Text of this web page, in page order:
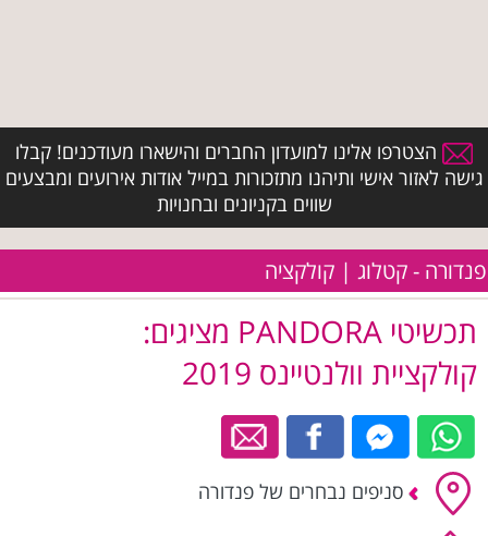
הצטרפו אלינו למועדון החברים והישארו מעודכנים! קבלו
גישה לאזור אישי ותיהנו מתזכורות במייל אודות אירועים ומבצעים
שווים בקניונים ובחנויות
פנדורה - קטלוג | קולקציה
תכשיטי PANDORA מציגים:
קולקציית וולנטיינס 2019
סניפים נבחרים של פנדורה